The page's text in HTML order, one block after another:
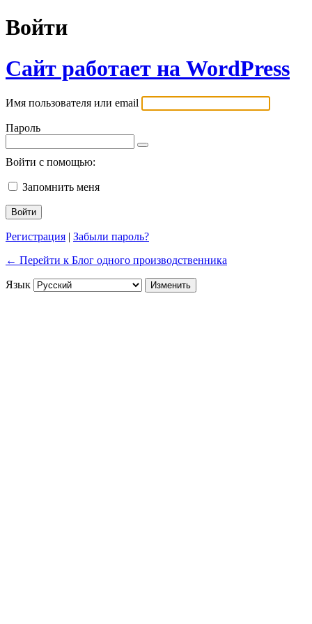
Войти
Сайт работает на WordPress
Имя пользователя или email
Пароль
Войти с помощью:
Запомнить меня
Регистрация | Забыли пароль?
← Перейти к Блог одного производственника
Язык